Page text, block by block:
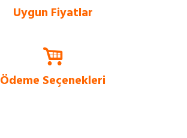
Uygun Fiyatlar
Ödeme Seçenekleri